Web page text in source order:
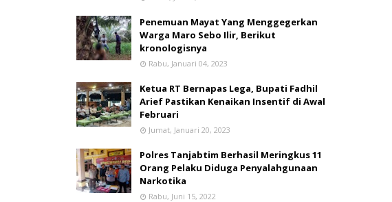
Penemuan Mayat Yang Menggegerkan
Warga Maro Sebo Ilir, Berikut
kronologisnya
Rabu, Januari 04, 2023
Ketua RT Bernapas Lega, Bupati Fadhil
Arief Pastikan Kenaikan Insentif di Awal
Februari
Jumat, Januari 20, 2023
Polres Tanjabtim Berhasil Meringkus 11
Orang Pelaku Diduga Penyalahgunaan
Narkotika
Rabu, Juni 15, 2022